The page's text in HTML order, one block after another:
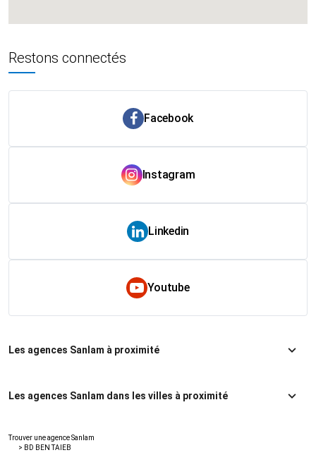
Restons connectés
Facebook
Instagram
Linkedin
Youtube
Les agences Sanlam à proximité
Les agences Sanlam dans les villes à proximité
Trouver une agence Sanlam
> BD BEN TAIEB